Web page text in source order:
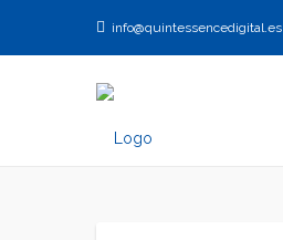
info@quintessencedigital.es